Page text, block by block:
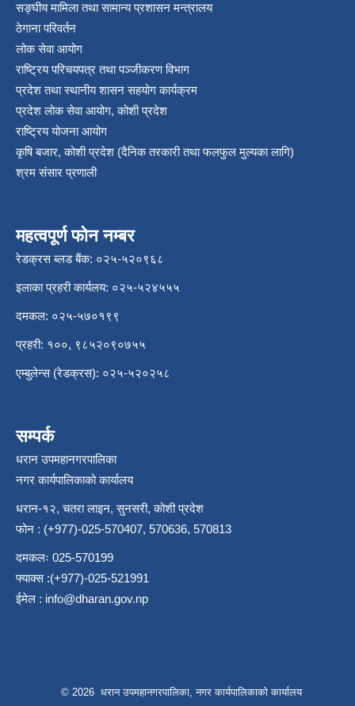
सङ्‍घीय मामिला तथा सामान्य प्रशासन मन्त्रालय
ठेगाना परिवर्तन
लोक सेवा आयोग
राष्ट्रिय परिचयपत्र तथा पञ्‍जीकरण विभाग
प्रदेश तथा स्थानीय शासन सहयोग कार्यक्रम
प्रदेश लोक सेवा आयोग, कोशी प्रदेश
राष्ट्रिय योजना आयोग
कृषि बजार, कोशी प्रदेश (दैनिक तरकारी तथा फलफुल मुल्यका लागि)
श्रम संसार प्रणाली
महत्वपूर्ण फोन नम्बर
रेडक्रस ब्लड बैंक: ०२५-५२०९६८
इलाका प्रहरी कार्यलय: ०२५-५२४५५५
दमकल: ०२५-५७०१९९
प्रहरी: १००, ९८५२०९०७५५
एम्बुलेन्स (रेडक्रस): ०२५-५२०२५८
सम्पर्क
धरान उपमहानगरपालिका
नगर कार्यपालिकाको कार्यालय
धरान-१२, चतरा लाइन, सुनसरी, कोशी प्रदेश
फोन : (+977)-025-570407, 570636, 570813
दमकलः 025-570199
फ्याक्स :(+977)-025-521991
ईमेल : info@dharan.gov.np
© 2026 धरान उपमहानगरपालिका, नगर कार्यपालिकाको कार्यालय